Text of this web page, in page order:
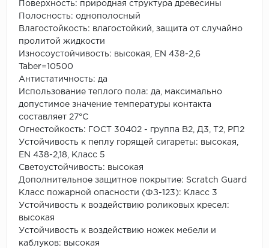
Поверхность: природная структура древесины
Полосность: однополосный
Влагостойкость: влагостойкий, защита от случайно
пролитой жидкости
Износоустойчивость: высокая, EN 438-2,6
Taber=10500
Антистатичность: да
Использование теплого пола: да, максимально
допустимое значение температуры контакта
составляет 27°С
Огнестойкость: ГОСТ 30402 - группа В2, Д3, Т2, РП2
Устойчивость к пеплу горящей сигареты: высокая,
EN 438-2,18, Класс 5
Светоустойчивость: высокая
Дополнительное защитное покрытие: Scratch Guard
Класс пожарной опасности (ФЗ-123): Класс 3
Устойчивость к воздействию роликовых кресел:
высокая
Устойчивость к воздействию ножек мебели и
каблуков: высокая